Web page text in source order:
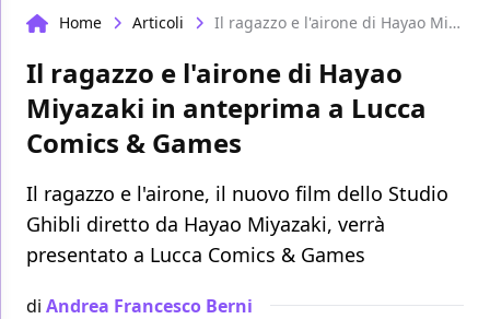
Home Articoli Il ragazzo e l'airone di Hayao Miyazaki in anteprima a Lucca Comics & Games
Il ragazzo e l'airone di Hayao
Miyazaki in anteprima a Lucca
Comics & Games
Il ragazzo e l'airone, il nuovo film dello Studio
Ghibli diretto da Hayao Miyazaki, verrà
presentato a Lucca Comics & Games
di Andrea Francesco Berni